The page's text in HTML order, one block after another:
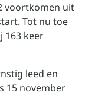
voortkomen uit
Tot nu toe
163 keer
leed en
15 november